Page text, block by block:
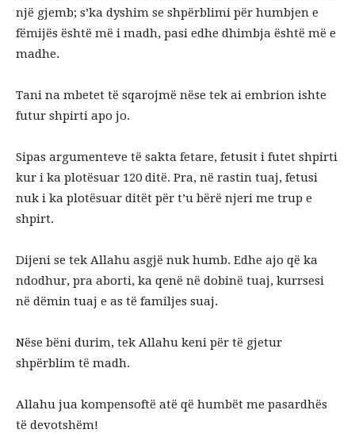
një gjemb; s’ka dyshim se shpërblimi për humbjen e
fëmijës është më i madh, pasi edhe dhimbja është më e
madhe.
Tani na mbetet të sqarojmë nëse tek ai embrion ishte
futur shpirti apo jo.
Sipas argumenteve të sakta fetare, fetusit i futet shpirti
kur i ka plotësuar 120 ditë. Pra, në rastin tuaj, fetusi
nuk i ka plotësuar ditët për t’u bërë njeri me trup e
shpirt.
Dijeni se tek Allahu asgjë nuk humb. Edhe ajo që ka
ndodhur, pra aborti, ka qenë në dobinë tuaj, kurrsesi
në dëmin tuaj e as të familjes suaj.
Nëse bëni durim, tek Allahu keni për të gjetur
shpërblim të madh.
Allahu jua kompensoftë atë që humbët me pasardhës
të devotshëm!